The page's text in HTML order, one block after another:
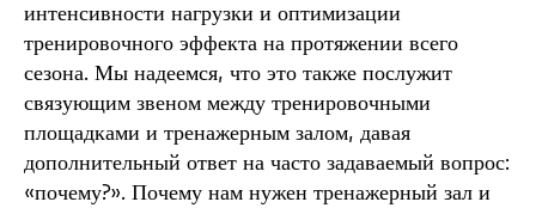
интенсивности нагрузки и оптимизации
тренировочного эффекта на протяжении всего
сезона. Мы надеемся, что это также послужит
связующим звеном между тренировочными
площадками и тренажерным залом, давая
дополнительный ответ на часто задаваемый вопрос:
«почему?». Почему нам нужен тренажерный зал и